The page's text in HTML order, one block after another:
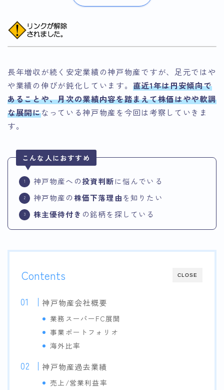
長年増収が続く安定業績の神戸物産ですが、足元ではや
や業績の伸びが鈍化しています。 直近1年は円安傾向で
あることや、月次の業績内容を踏まえて株価はやや軟調
な展開になっている神戸物産を今回は考察していきま
す。
こんな人におすすめ
神戸物産への投資判断に悩んでいる
神戸物産の株価下落理由を知りたい
株主優待付き の銘柄を探している
CLOSE
Contents
神戸物産会社概要
業務スーパーFC展開
事業ポートフォリオ
海外比率
神戸物産過去業績
売上/営業利益率